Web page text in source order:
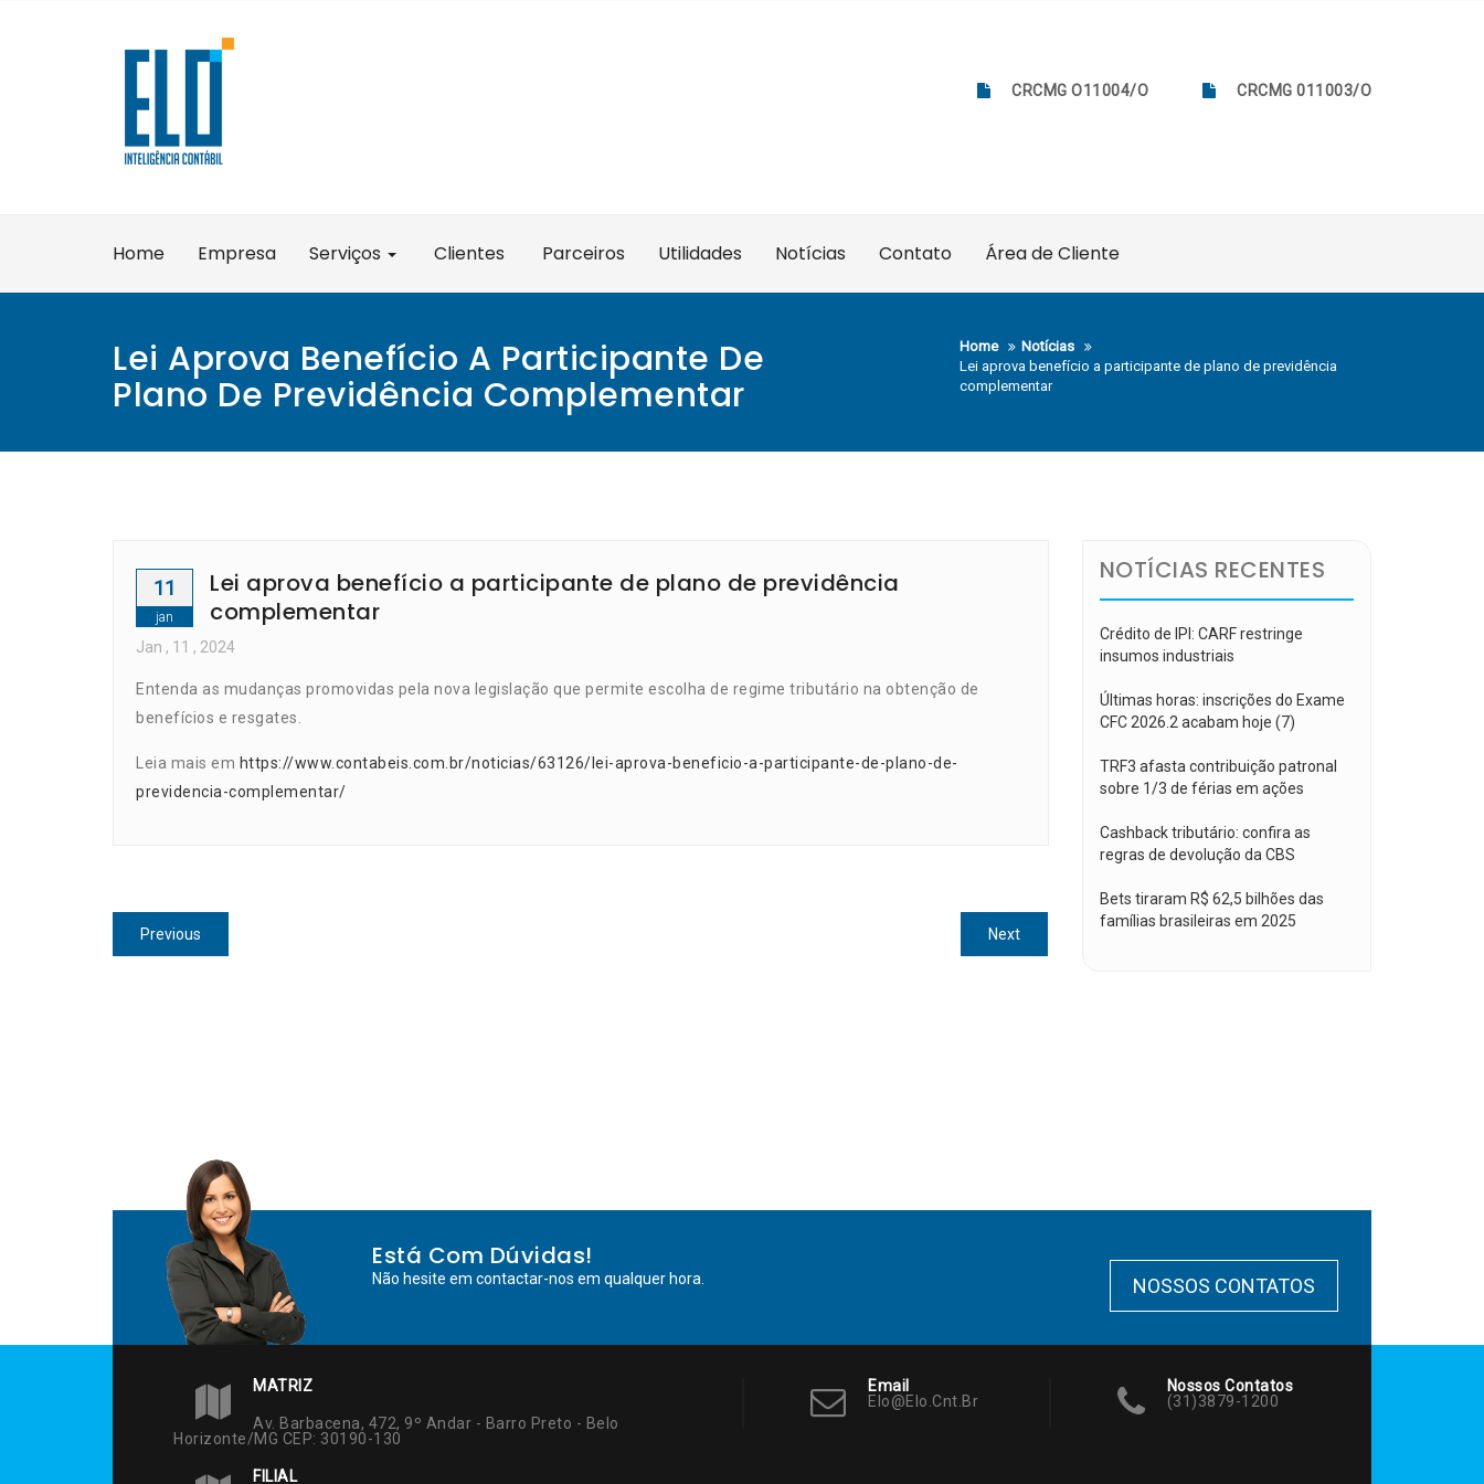
CRCMG O11004/O CRCMG 011003/O
Home Empresa Serviços Clientes Parceiros Utilidades Notícias Contato Área de Cliente
Lei Aprova Benefício A Participante De
Plano De Previdência Complementar
Home
Notícias
Lei aprova benefício a participante de plano de previdência
complementar
11
jan
Lei aprova benefício a participante de plano de previdência
complementar
Jan , 11 , 2024
Entenda as mudanças promovidas pela nova legislação que permite escolha de regime tributário na obtenção de
benefícios e resgates.
Leia mais em https://www.contabeis.com.br/noticias/63126/lei-aprova-beneficio-a-participante-de-plano-de-
previdencia-complementar/
Navegação
de
Previous
post:
NextNext
post:
NOTÍCIAS RECENTES
Crédito de IPI: CARF restringe
insumos industriais
Últimas horas: inscrições do Exame
CFC 2026.2 acabam hoje (7)
TRF3 afasta contribuição patronal
sobre 1/3 de férias em ações
Cashback tributário: confira as
regras de devolução da CBS
Bets tiraram R$ 62,5 bilhões das
famílias brasileiras em 2025
Está Com Dúvidas!
Não hesite em contactar-nos em qualquer hora. NOSSOS CONTATOS
MATRIZ
Av. Barbacena, 472, 9º Andar - Barro Preto - Belo
Horizonte/MG CEP: 30190-130
FILIAL
Email
Elo@elo.cnt.br
Nossos Contatos
(31)3879-1200